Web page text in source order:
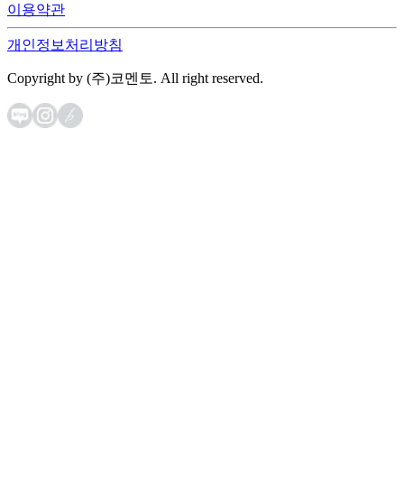
이용약관
개인정보처리방침
Copyright by (주)코멘토. All right reserved.